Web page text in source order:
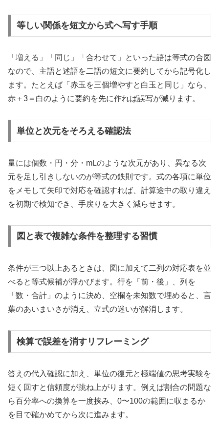
等しい関係を短文から式へ写す手順
「増える」「同じ」「合わせて」といった語は等式の合図
なので、主語と述語を二語の短文に要約してから記号化し
ます。たとえば「赤玉を三個増やすと白玉と同じ」なら、
赤＋3＝白のように要約を先に作れば誤写が減ります。
単位と次元をそろえる確認法
量には個数・円・分・mLのような次元があり、異なる次
元を足し引きしないのが等式の鉄則です。式の各項に単位
をメモして矢印で対応を確認すれば、計算途中の取り違え
を初期で検知でき、手戻りを大きく減らせます。
図と表で複雑な条件を整理する習慣
条件が三つ以上あるときは、図に加えて二列の対応表を並
べると等式候補が浮かびます。行を「前・後」、列を
「数・合計」のように決め、空欄を未知数で埋めると、言
葉のあいまいさが消え、立式の迷いが解消します。
検算で誤差を消すリフレーミング
答えの代入確認に加え、単位の復元と極端値の思考実験を
短く回すと信頼度が跳ね上がります。例えば割合の問題な
ら百分率への換算を一度挟み、0〜100の範囲に収まるか
を目で確かめてから次に進みます。